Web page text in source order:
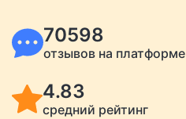
70598
отзывов на платформе
4.83
средний рейтинг